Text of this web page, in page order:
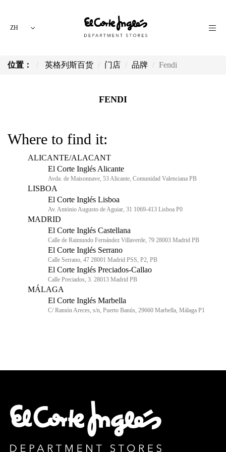
ZH
位置： 英格列斯百货 门店 品牌 Fendi
FENDI
Where to find it:
ALICANTE/ALACANT
El Corte Inglés Alicante
Avda. de Maisonnave, 53 Alicante, Comunidad Valenciana PB
LISBOA
El Corte Inglés Lisboa
Av. António Augusto de Aguiar, 31 1069-413 Lisboa P0
MADRID
El Corte Inglés Castellana
Calle de Raimundo Fernández Villaverde, 79 28003 Madrid PB
El Corte Inglés Serrano
Calle Serrano, 47 28001 Madrid PSS, P2, PB
El Corte Inglés Preciados-Callao
Calle Preciados, 3. 28013 Madrid PB
MÁLAGA
El Corte Inglés Marbella
C/ Ramón Areces, s/n, Puerto Banús, 29660 Marbella, Málaga P1